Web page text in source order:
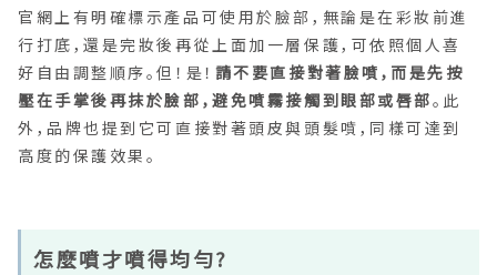
官網上有明確標示產品可使用於臉部，無論是在彩妝前進
行打底，還是完妝後再從上面加一層保護，可依照個人喜
好自由調整順序。但！是！ 請不要直接對著臉噴，而是先按
壓在手掌後再抹於臉部，避免噴霧接觸到眼部或唇部。此
外，品牌也提到它可直接對著頭皮與頭髮噴，同樣可達到
高度的保護效果。
怎麼噴才噴得均勻?